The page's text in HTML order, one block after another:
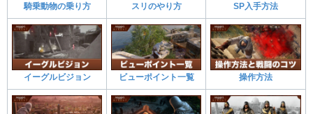
騎乗動物の乗り方 スリのやり方 SP入手方法
イーグルビジョン ビューポイント一覧 操作方法